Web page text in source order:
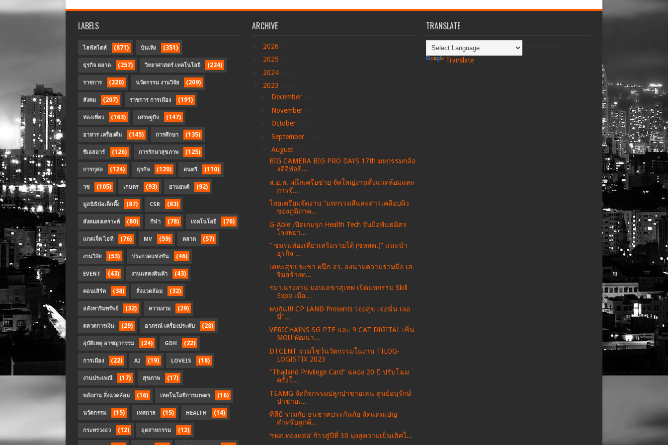
LABELS
ไลฟ์สไตล์ (871) บันเทิง (351)
ธุรกิจ ตลาด (257) วิทยาศาสตร์ เทคโนโลยี (224)
ราชการ (220) นวัตกรรม งานวิจัย (209)
สังคม (207) ราชการ การเมือง (191)
ท่องเที่ยว (163) เศรษฐกิจ (147)
อาหาร เครื่องดื่ม (145) การศึกษา (135)
ซีเอสอาร์ (126) การรักษาสุขภาพ (125)
การกุศล (124) ธุรกิจ (120) ดนตรี (110)
วช (105) เกษตร (93) ยานยนต์ (92)
มูลนิธิป่อเต็กตึ๊ง (87) CSR (83)
สังคมสงเคราะห์ (80) กีฬา (78) เทคโนโลยี (76)
แกดเจ็ต ไอที (76) MV (59) ตลาด (57)
งานวิจัย (53) ประกวดแข่งขัน (46)
EVENT (43) งานแสดงสินค้า (43)
คอนเสิร์ต (38) สิ่งแวดล้อม (32)
อสังหาริมทรัพย์ (32) ความงาม (29)
ตลาดการเงิน (29) อาภรณ์ เครื่องประดับ (28)
อุบัติเหตุ อาชญากรรม (24) GDH (22)
การเมือง (22) AI (19) LOVEIS (18)
งานประเพณี (17) สุขภาพ (17)
พลังงาน สิ่งแวดล้อม (16) เทคโนโลยีการเกษตร (16)
นวัตกรรม (15) เทศกาล (15) HEALTH (14)
กระทรวงอว (12) อุตสาหกรรม (12)
ARCHIVE
2026
2025
2024
2023
December
November
October
September
August
BIG CAMERA BIG PRO DAYS 17th มหกรรมกล้อ
งดิจิทัลยิ่...
ส.อ.ท. ผนึกเครือข่าย จัดใหญ่งานสิ่งแวดล้อมและ
การจั...
ไทยเตรียมจัดงาน “มหกรรมสีและสารเคลือบผิว
ของภูมิภาค...
G-Able เปิดเกมรุก Health Tech จับมือพันธมิตร
โรงพยา...
” ชมรมท่องเที่ยวเสริมรายได้ (ชทสด.)” แนะนำ
ธุรกิจ ...
เคหะสุขประชา ผนึก อว. ลงนามความร่วมมือ เส
ริมสร้างท...
รมว.แรงงาน มอบเลขาสุเทพ เปิดมหกรรม Skill
Expo เมือ...
พบกัน!!! CP LAND Presents ‘เจอสุข เจอนั่น เจอ
นี่’ ...
VERICHAINS SG PTE และ 9 CAT DIGITAL เซ็น
MOU พัฒนา...
DTCENT ร่วมโชว์นวัตกรรมในงาน TILOG-
LOGISTIX 2023
“Thailand Privilege Card” ฉลอง 20 ปี ปรับโฉม
ครั้งใ...
TEAMG จัดกิจกรรมปลูกป่าชายเลน ศูนย์อนุรักษ์
ป่าชายเ...
ทีทีบี ร่วมกับ ธนชาตประกันภัย จัดแคมเปญ
สำหรับลูกค้...
‘รพส.ทองหล่อ’ ก้าวสู่ปีที่ 30 มุ่งสู่ความเป็นเลิศใ...
TRANSLATE
Translate